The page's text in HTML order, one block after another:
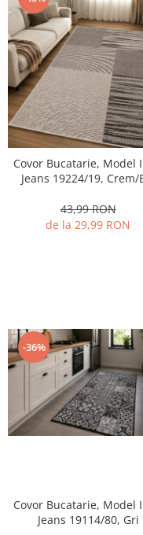
Covor Bucatarie, Model
Jeans 19224/19, Crem/
43,99 RON
de la 29,99 RON
-36%
Covor Bucatarie, Model
Jeans 19114/80, Gri